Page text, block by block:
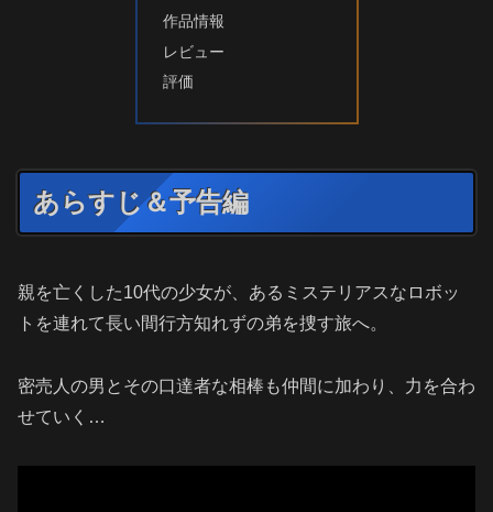
作品情報
レビュー
評価
あらすじ＆予告編
親を亡くした10代の少女が、あるミステリアスなロボッ
トを連れて長い間行方知れずの弟を捜す旅へ。
密売人の男とその口達者な相棒も仲間に加わり、力を合わ
せていく …